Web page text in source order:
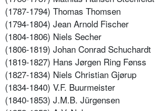
(1787-1794) Thomas Thomsen
(1794-1804) Jean Arnold Fischer
(1804-1806) Niels Secher
(1806-1819) Johan Conrad Schuchardt
(1819-1827) Hans Jørgen Ring Fønss
(1827-1834) Niels Christian Gjørup
(1834-1840) V.F. Buurmeister
(1840-1853) J.M.B. Jürgensen